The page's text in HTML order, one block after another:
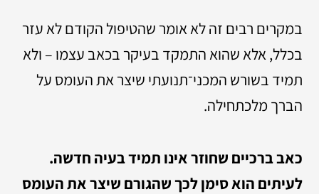
במקרים רבים זה לא אומר שהטיפול הקודם לא עזר
בכלל, אלא שהוא התמקד בעיקר בכאב עצמו – ולא
תמיד בשורש המכני־תנועתי שיצר את העומס על
הברך מלכתחילה.
כאב ברכיים שחוזר אינו תמיד בעיה חדשה.
לעיתים הוא סימן לכך שהגורם שיצר את העומס